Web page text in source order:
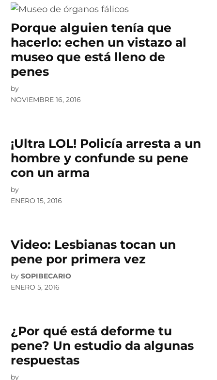
Porque alguien tenía que
hacerlo: echen un vistazo al
museo que está lleno de
penes
by
NOVIEMBRE 16, 2016
¡Ultra LOL! Policía arresta a un
hombre y confunde su pene
con un arma
by
ENERO 15, 2016
Video: Lesbianas tocan un
pene por primera vez
by SOPIBECARIO
ENERO 5, 2016
¿Por qué está deforme tu
pene? Un estudio da algunas
respuestas
by